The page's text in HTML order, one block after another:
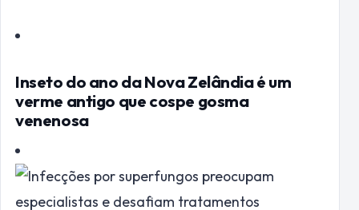
Inseto do ano da Nova Zelândia é um
verme antigo que cospe gosma
venenosa